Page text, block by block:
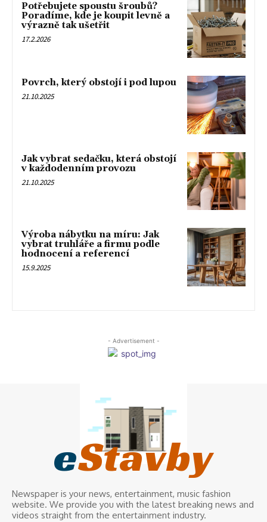
Potřebujete spoustu šroubů?
Poradíme, kde je koupit levně a
výrazně tak ušetřit
17.2.2026
Povrch, který obstojí i pod lupou
21.10.2025
Jak vybrat sedačku, která obstojí
v každodenním provozu
21.10.2025
Výroba nábytku na míru: Jak
vybrat truhláře a firmu podle
hodnocení a referencí
15.9.2025
- Advertisement -
eStavby
Newspaper is your news, entertainment, music fashion
website. We provide you with the latest breaking news and
videos straight from the entertainment industry.